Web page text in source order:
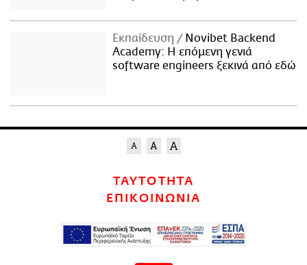
Εκπαίδευση
Novibet Backend
Academy: Η επόμενη γενιά
software engineers ξεκινά από εδώ
ΤΑΥΤΟΤΗΤΑ
ΕΠΙΚΟΙΝΩΝΙΑ